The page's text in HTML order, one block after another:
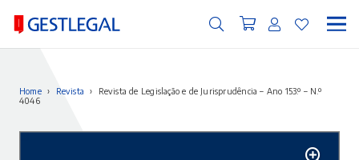
Home › Revista ›
Revista de Legislação e de Jurisprudência – Ano 153.º – N.º
4046